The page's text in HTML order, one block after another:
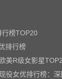
行榜TOP20
排行榜
美R级女影星
役女优排行榜：